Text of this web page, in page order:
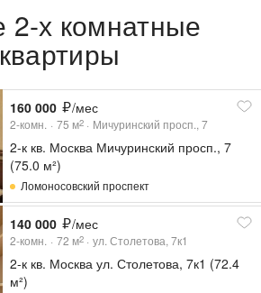
2-х комнатные
квартиры
160 000 /мес
2-комн. 75 м2 Мичуринский просп., 7
2-к кв. Москва Мичуринский просп., 7
(75.0 м²)
Ломоносовский проспект
140 000 /мес
2-комн. 72 м2 ул. Столетова, 7к1
2-к кв. Москва ул. Столетова, 7к1 (72.4
м²)